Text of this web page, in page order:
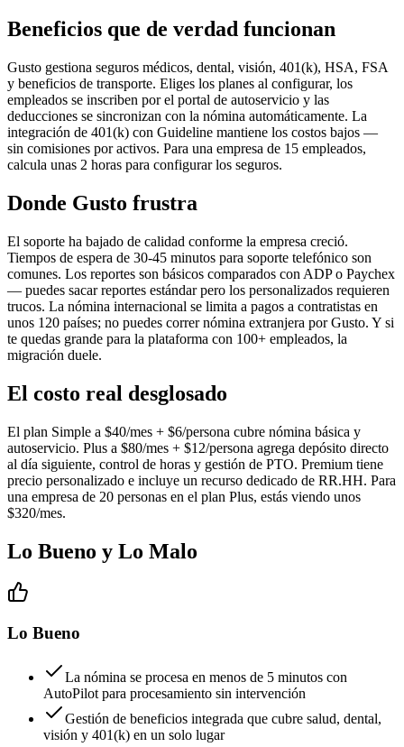
Beneficios que de verdad funcionan
Gusto gestiona seguros médicos, dental, visión, 401(k), HSA, FSA
y beneficios de transporte. Eliges los planes al configurar, los
empleados se inscriben por el portal de autoservicio y las
deducciones se sincronizan con la nómina automáticamente. La
integración de 401(k) con Guideline mantiene los costos bajos —
sin comisiones por activos. Para una empresa de 15 empleados,
calcula unas 2 horas para configurar los seguros.
Donde Gusto frustra
El soporte ha bajado de calidad conforme la empresa creció.
Tiempos de espera de 30-45 minutos para soporte telefónico son
comunes. Los reportes son básicos comparados con ADP o Paychex
— puedes sacar reportes estándar pero los personalizados requieren
trucos. La nómina internacional se limita a pagos a contratistas en
unos 120 países; no puedes correr nómina extranjera por Gusto. Y si
te quedas grande para la plataforma con 100+ empleados, la
migración duele.
El costo real desglosado
El plan Simple a $40/mes + $6/persona cubre nómina básica y
autoservicio. Plus a $80/mes + $12/persona agrega depósito directo
al día siguiente, control de horas y gestión de PTO. Premium tiene
precio personalizado e incluye un recurso dedicado de RR.HH. Para
una empresa de 20 personas en el plan Plus, estás viendo unos
$320/mes.
Lo Bueno y Lo Malo
Lo Bueno
La nómina se procesa en menos de 5 minutos con
AutoPilot para procesamiento sin intervención
Gestión de beneficios integrada que cubre salud, dental,
visión y 401(k) en un solo lugar